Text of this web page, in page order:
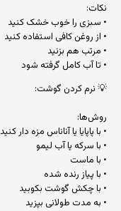
نکات:
• سبزی را خوب خشک کنید
• از روغن کافی استفاده کنید
• مرتب هم بزنید
• تا آب کامل گرفته شود
💡 نرم کردن گوشت:
روش‌ها:
• با پاپایا یا آناناس مزه دار کنید
• با سرکه یا آب لیمو
• با ماست
• با پیاز رنده شده
• با چکش گوشت بکوبید
• به مدت طولانی بپزید